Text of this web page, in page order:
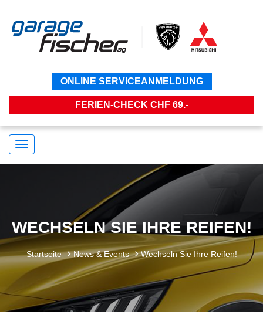
ONLINE SERVICEANMELDUNG
FERIEN-CHECK CHF 69.-
Navigation
WECHSELN SIE IHRE REIFEN!
Startseite News & Events Wechseln Sie Ihre Reifen!